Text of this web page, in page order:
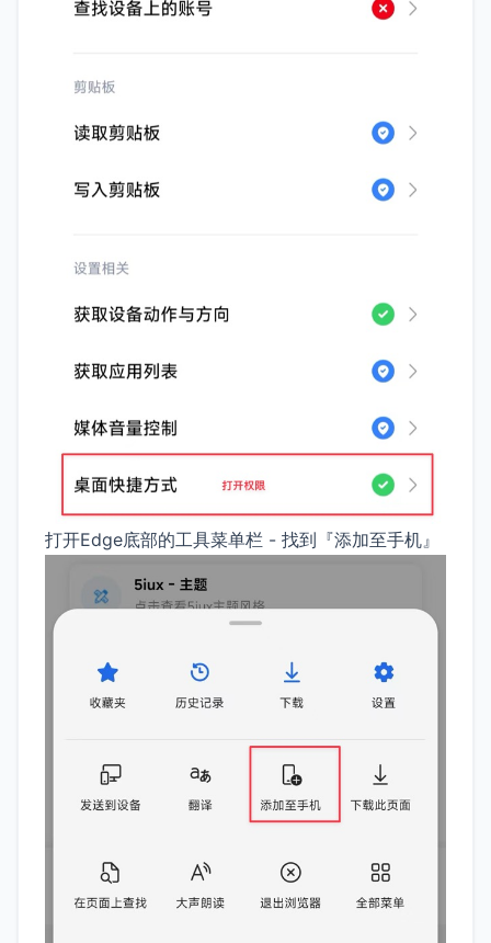
打开Edge底部的工具菜单栏 - 找到『添加至手机』